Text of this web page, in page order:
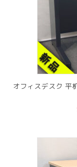
オフィスデスク